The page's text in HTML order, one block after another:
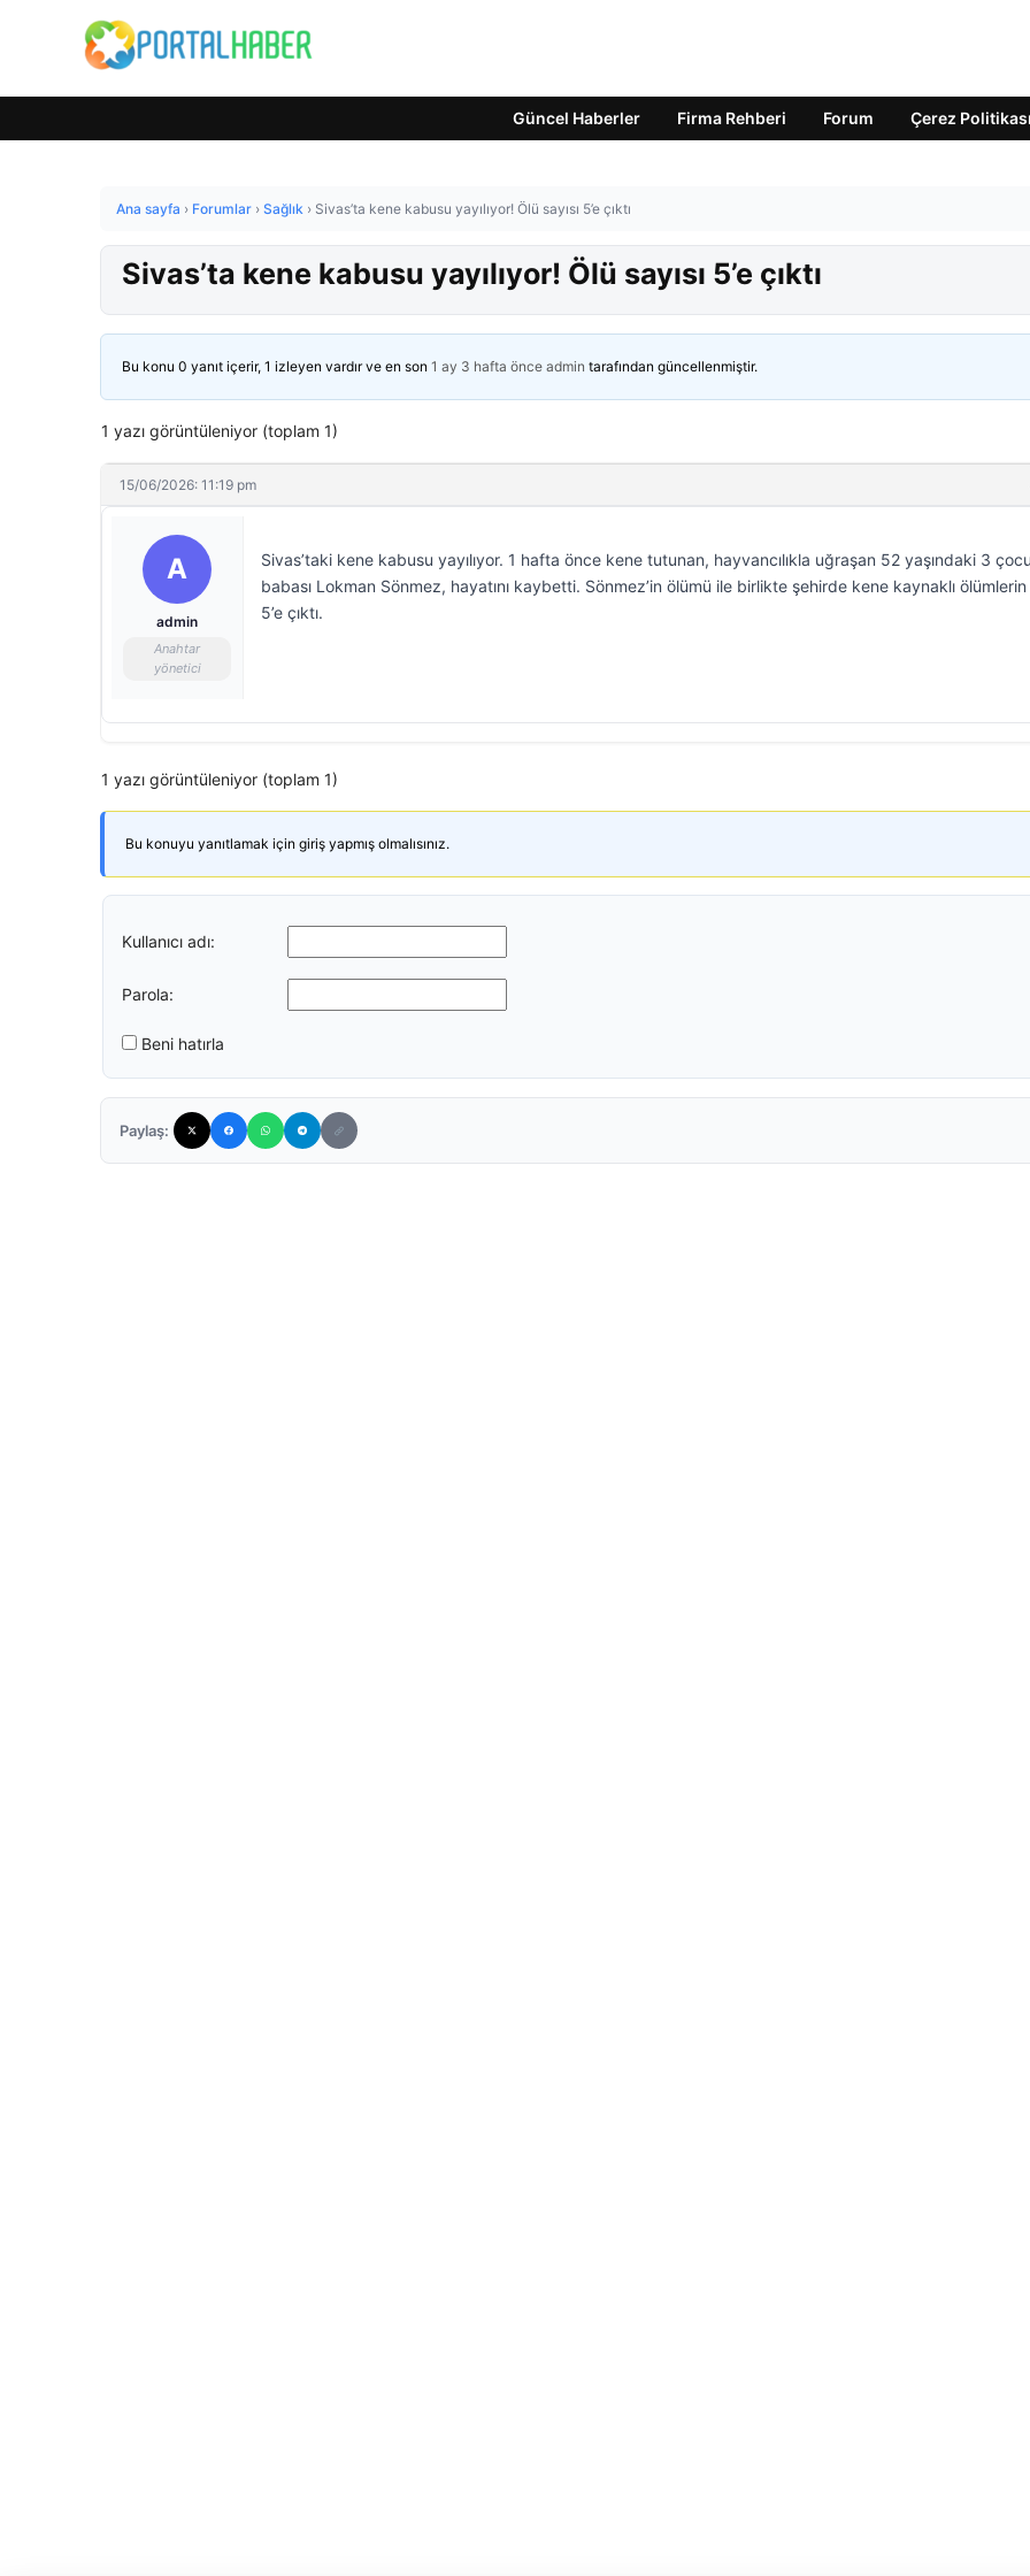
Güncel Haberler Firma Rehberi Forum Çerez Politikası
Ana sayfa › Forumlar › Sağlık › Sivas’ta kene kabusu yayılıyor! Ölü sayısı 5’e çıktı
Sivas’ta kene kabusu yayılıyor! Ölü sayısı 5’e çıktı
Bu konu 0 yanıt içerir, 1 izleyen vardır ve en son 1 ay 3 hafta önce admin tarafından güncellenmiştir.
1 yazı görüntüleniyor (toplam 1)
15/06/2026: 11:19 pm
A
admin
Anahtar
yönetici
Sivas’taki kene kabusu yayılıyor. 1 hafta önce kene tutunan, hayvancılıkla uğraşan 52 yaşındaki 3
babası Lokman Sönmez, hayatını kaybetti. Sönmez’in ölümü ile birlikte şehirde kene kaynaklı ölümlerin
5’e çıktı.
1 yazı görüntüleniyor (toplam 1)
Bu konuyu yanıtlamak için giriş yapmış olmalısınız.
Kullanıcı adı:
Parola:
Beni hatırla
Paylaş: